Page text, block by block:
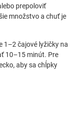
prepoloviť
množstvo a chuť je
1–2 čajové lyžičky na
10–15 minút. Pre
aby sa chĺpky